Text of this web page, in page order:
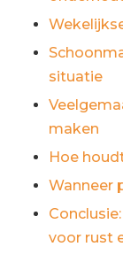
situatie
maken
Hoe
Wanneer
voor rust